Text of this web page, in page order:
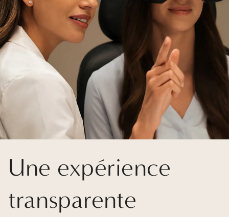
Une expérience
transparente